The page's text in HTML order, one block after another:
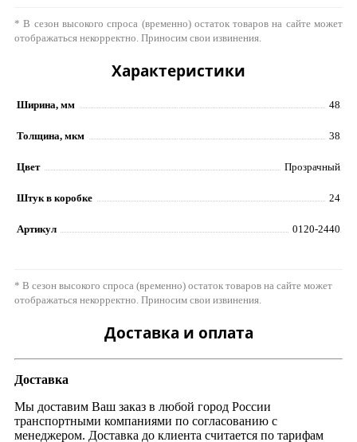
* В сезон высокого спроса (временно) остаток товаров на сайте может
отображаться некорректно. Приносим свои извинения.
Характеристики
Ширина, мм 48
Толщина, мкм 38
Цвет Прозрачный
Штук в коробке 24
Артикул 0120-2440
* В сезон высокого спроса (временно) остаток товаров на сайте может
отображаться некорректно. Приносим свои извинения.
Доставка и оплата
Доставка
Мы доставим Ваш заказ в любой город России
транспортными компаниями по согласованию с
менеджером. Доставка до клиента считается по тарифам